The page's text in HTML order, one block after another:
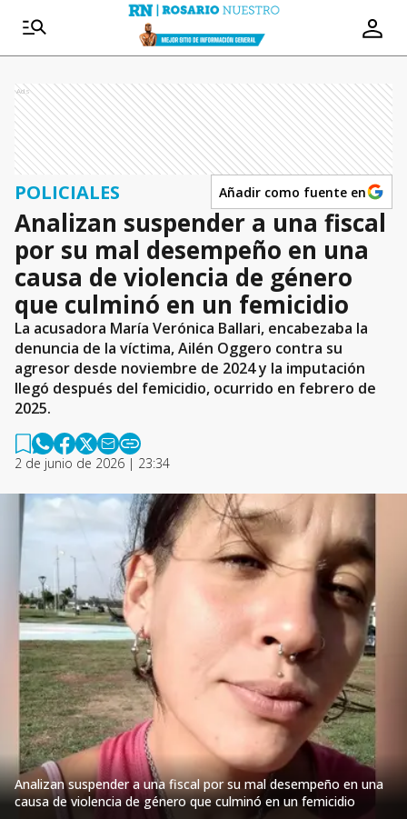
Ads
POLICIALES Añadir como fuente en
Analizan suspender a una fiscal
por su mal desempeño en una
causa de violencia de género
que culminó en un femicidio
La acusadora María Verónica Ballari, encabezaba la
denuncia de la víctima, Ailén Oggero contra su
agresor desde noviembre de 2024 y la imputación
llegó después del femicidio, ocurrido en febrero de
2025.
2 de junio de 2026 | 23:34
Analizan suspender a una fiscal por su mal desempeño en una
causa de violencia de género que culminó en un femicidio